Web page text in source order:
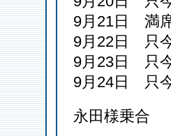
9月21日 満
9月22日 只
9月23日 只
9月24日 只
永田様乗合